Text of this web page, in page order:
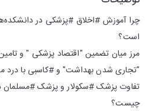
چرا آموزش #اخلاق #پزشکی در
است؟
مرز میان تضمین "اقتصاد پزشکی " و
"تجاری شدن بهداشت" و #کاسبی با درد
تفاوت پزشک #سکولار و پزشک #مسلمان
چیست؟